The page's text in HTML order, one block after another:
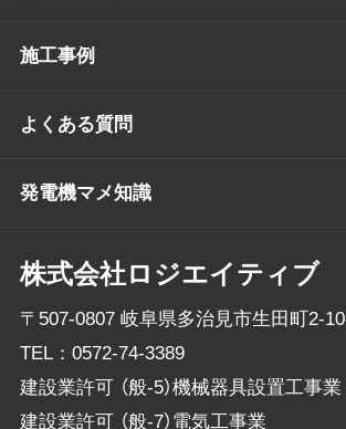
株式会社ロジエイティブ
〒507-0807 岐阜県多治見市生田町2-
TEL： 0572-74-3389
建設業許可 （般-5）機械器具設置工事
建設業許可 （般-7）電気工事業
施工事例
よくある質問
発電機マメ知識